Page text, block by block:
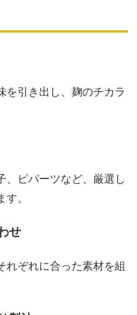
を引き出し、麹のチカラ
、ピパーツなど、厳選し
。
せ
れぞれに合った素材を組